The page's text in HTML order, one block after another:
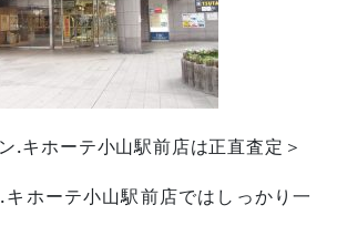
.キホーテ小山駅前店は正直査定＞
ホーテ小山駅前店ではしっかり一